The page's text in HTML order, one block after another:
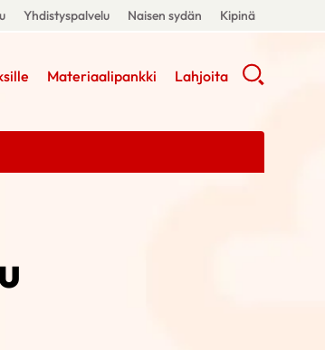
Yhdistyspalvelu Naisen sydän Kipinä
Materiaalipankki Lahjoita